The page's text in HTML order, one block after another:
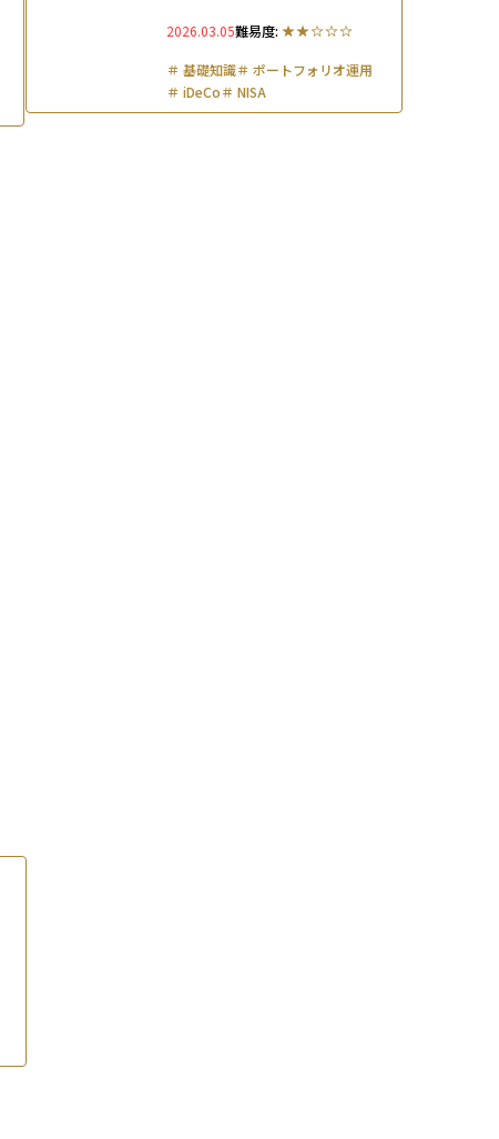
2026.03.05難易度:
＃基礎知識＃ポートフォリオ運用
＃iDeCo＃NISA